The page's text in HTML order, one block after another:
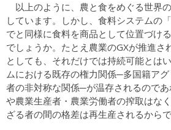
以上のように、農と食をめぐる世界
しています。しかし、食料システムの
でと同様に食料を商品として位置づけ
でしょうか。たとえ農業のGXが推進さ
としても、それだけでは持続可能とは
ムにおける既存の権力関係─多国籍ア
者の非対称な関係─が温存されるので
や農業生産者・農業労働者の搾取はな
ざる者の間の格差は再生産されるからで